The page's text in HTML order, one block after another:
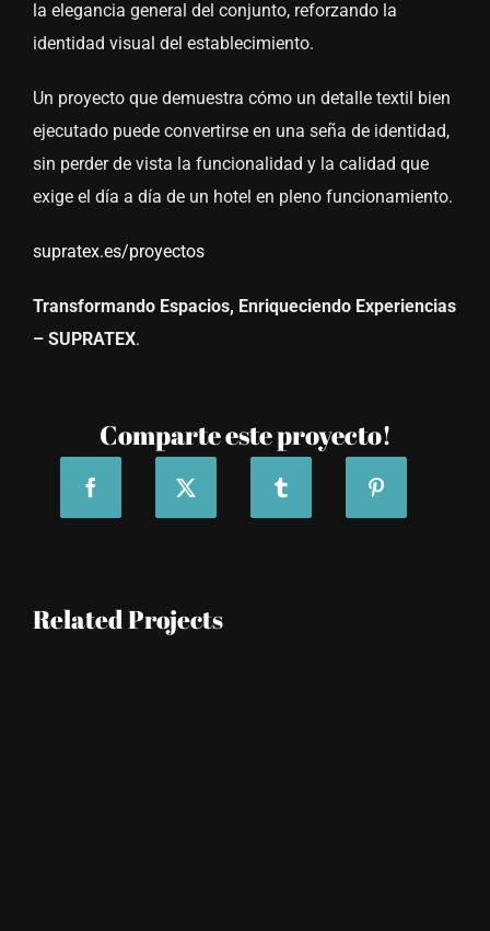
la elegancia general del conjunto, reforzando la
identidad visual del establecimiento.
Un proyecto que demuestra cómo un detalle textil bien
ejecutado puede convertirse en una seña de identidad,
sin perder de vista la funcionalidad y la calidad que
exige el día a día de un hotel en pleno funcionamiento.
supratex.es/proyectos
Transformando Espacios, Enriqueciendo Experiencias
– SUPRATEX.
Comparte este proyecto!
Related Projects